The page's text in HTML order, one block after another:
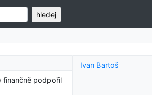
hledej
finančně podpořil
Ivan Bartoš